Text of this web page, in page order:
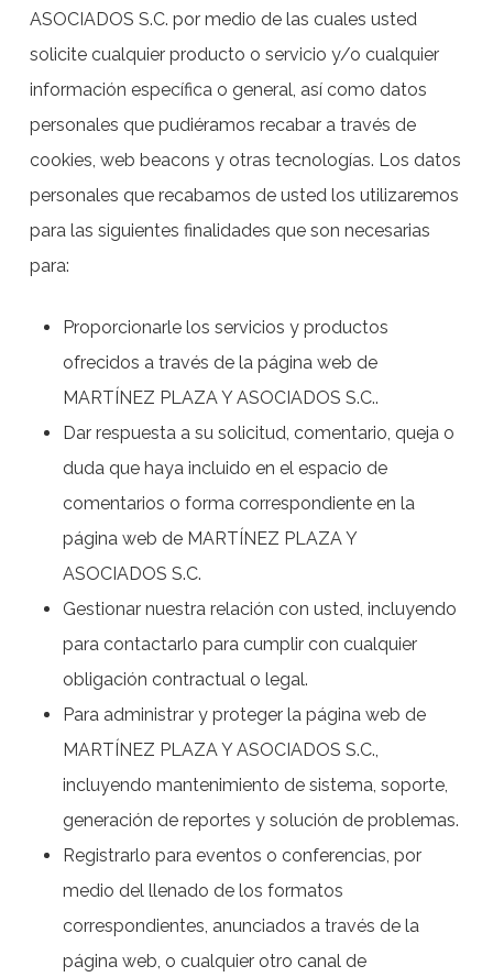
ASOCIADOS S.C. por medio de las cuales usted
solicite cualquier producto o servicio y/o cualquier
información específica o general, así como datos
personales que pudiéramos recabar a través de
cookies, web beacons y otras tecnologías. Los datos
personales que recabamos de usted los utilizaremos
para las siguientes finalidades que son necesarias
para:
Proporcionarle los servicios y productos
ofrecidos a través de la página web de
MARTÍNEZ PLAZA Y ASOCIADOS S.C..
Dar respuesta a su solicitud, comentario, queja o
duda que haya incluido en el espacio de
comentarios o forma correspondiente en la
página web de MARTÍNEZ PLAZA Y
ASOCIADOS S.C.
Gestionar nuestra relación con usted, incluyendo
para contactarlo para cumplir con cualquier
obligación contractual o legal.
Para administrar y proteger la página web de
MARTÍNEZ PLAZA Y ASOCIADOS S.C.,
incluyendo mantenimiento de sistema, soporte,
generación de reportes y solución de problemas.
Registrarlo para eventos o conferencias, por
medio del llenado de los formatos
correspondientes, anunciados a través de la
página web, o cualquier otro canal de